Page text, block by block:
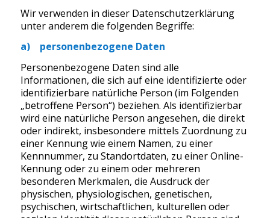
Wir verwenden in dieser Datenschutzerklärung
unter anderem die folgenden Begriffe:
a) personenbezogene Daten
Personenbezogene Daten sind alle
Informationen, die sich auf eine identifizierte oder
identifizierbare natürliche Person (im Folgenden
„betroffene Person“) beziehen. Als identifizierbar
wird eine natürliche Person angesehen, die direkt
oder indirekt, insbesondere mittels Zuordnung zu
einer Kennung wie einem Namen, zu einer
Kennnummer, zu Standortdaten, zu einer Online-
Kennung oder zu einem oder mehreren
besonderen Merkmalen, die Ausdruck der
physischen, physiologischen, genetischen,
psychischen, wirtschaftlichen, kulturellen oder